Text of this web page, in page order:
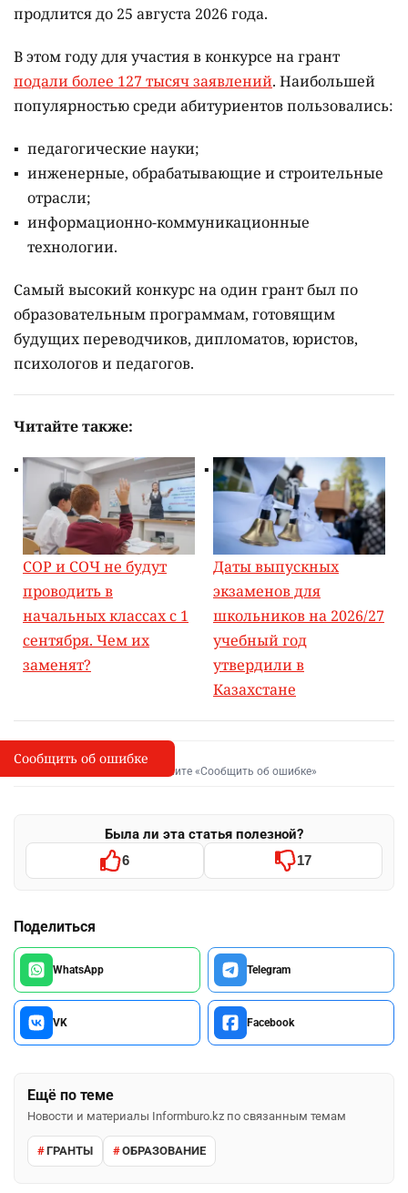
продлится до 25 августа 2026 года.
В этом году для участия в конкурсе на грант
подали более 127 тысяч заявлений. Наибольшей
популярностью среди абитуриентов пользовались:
педагогические науки;
инженерные, обрабатывающие и строительные
отрасли;
информационно-коммуникационные
технологии.
Самый высокий конкурс на один грант был по
образовательным программам, готовящим
будущих переводчиков, дипломатов, юристов,
психологов и педагогов.
Читайте также:
СОР и СОЧ не будут
проводить в
начальных классах с 1
сентября. Чем их
заменят?
Даты выпускных
экзаменов для
школьников на 2026/27
учебный год
утвердили в
Казахстане
I
Сообщить об опечатке
Выделите фрагмент и нажмите «Сообщить об ошибке»
Была ли эта статья полезной?
6 17
Поделиться
WhatsApp Telegram
VK Facebook
Ещё по теме
Новости и материалы Informburo.kz по связанным темам
ГРАНТЫ ОБРАЗОВАНИЕ
Сообщить об ошибке